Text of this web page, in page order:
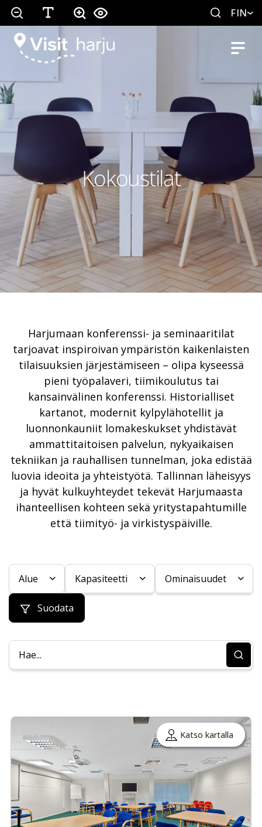
FIN
Kokoustilat
Harjumaan konferenssi- ja seminaaritilat
tarjoavat inspiroivan ympäristön kaikenlaisten
tilaisuuksien järjestämiseen – olipa kyseessä
pieni työpalaveri, tiimikoulutus tai
kansainvälinen konferenssi. Historialliset
kartanot, modernit kylpylähotellit ja
luonnonkauniit lomakeskukset yhdistävät
ammattitaitoisen palvelun, nykyaikaisen
tekniikan ja rauhallisen tunnelman, joka edistää
luovia ideoita ja yhteistyötä. Tallinnan läheisyys
ja hyvät kulkuyhteydet tekevät Harjumaasta
ihanteellisen kohteen sekä yritystapahtumille
että tiimityö- ja virkistyspäiville.
Alue Kapasiteetti Ominaisuudet
Suodata
Katso kartalla